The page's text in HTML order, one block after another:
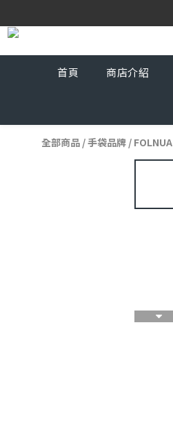
首頁 商店介紹
全部商品 /手袋品牌 / FOLNUA